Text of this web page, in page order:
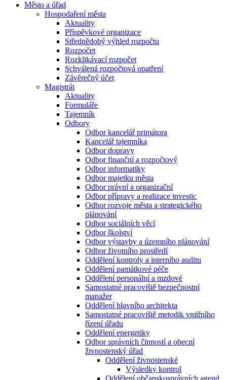
Město a úřad
Hospodaření města
Aktuality
Příspěvkové organizace
Střednědobý výhled rozpočtu
Rozpočet
Rozklikávací rozpočet
Schválená rozpočtová opatření
Závěrečný účet
Magistrát
Aktuality
Formuláře
Tajemník
Odbory
Odbor kancelář primátora
Kancelář tajemníka
Odbor dopravy
Odbor finanční a rozpočtový
Odbor informatiky
Odbor majetku města
Odbor právní a organizační
Odbor přípravy a realizace investic
Odbor rozvoje města a strategického
plánování
Odbor sociálních věcí
Odbor školství
Odbor výstavby a územního plánování
Odbor životního prostředí
Oddělení kontroly a interního auditu
Oddělení památkové péče
Oddělení personální a mzdové
Samostatné pracoviště bezpečnostní
manažer
Oddělení hlavního architekta
Samostatné pracoviště metodik vnitřního
řízení úřadu
Oddělení energetiky
Odbor správních činností a obecní
živnostenský úřad
Oddělení živnostenské
Výsledky kontrol